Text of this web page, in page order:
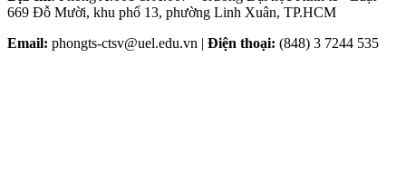
669 Đỗ Mười, khu phố 13, phường Linh Xuân, TP.HCM
Email: phongts-ctsv@uel.edu.vn | Điện thoại: (848) 3 7244 535